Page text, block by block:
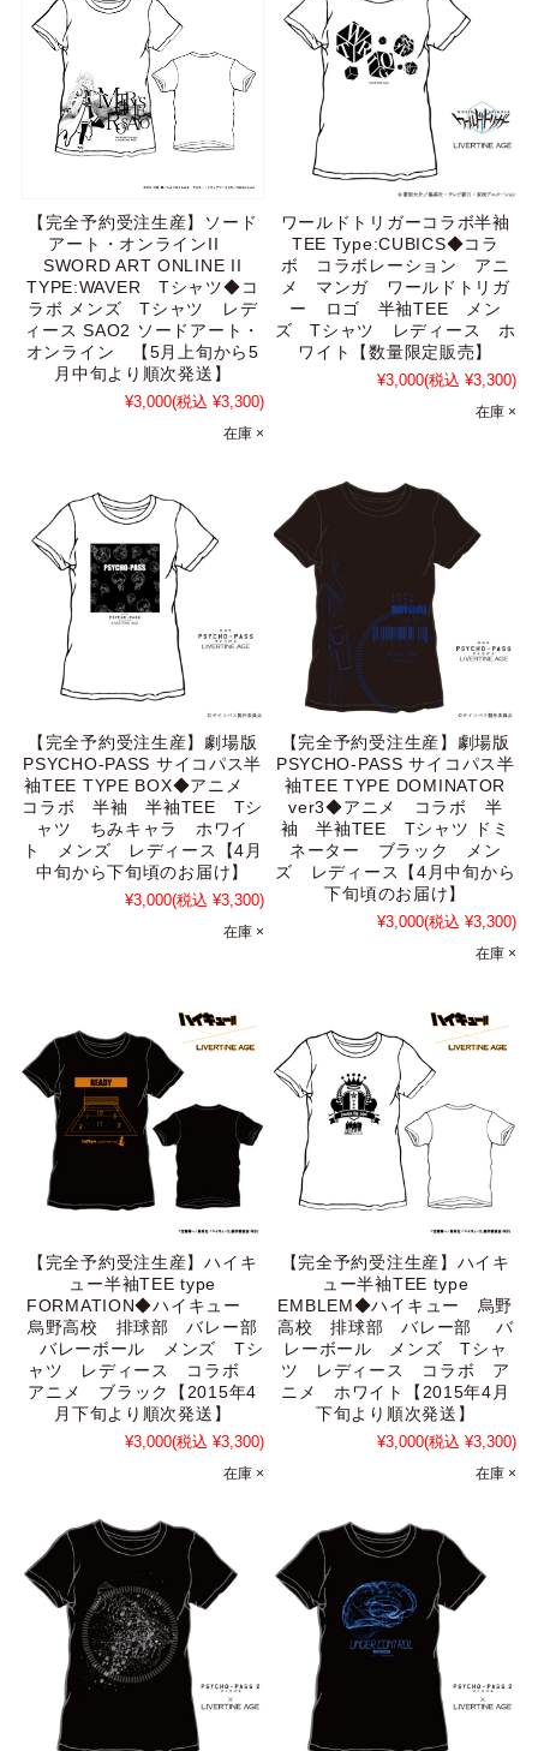
【完全予約受注生産】ソード
アート・オンラインII
SWORD ART ONLINE II
TYPE:WAVER Tシャツ◆コ
ラボ メンズ Tシャツ レデ
ィース SAO2 ソードアート・
オンライン 【5月上旬から5
月中旬より順次発送】
¥3,000(税込 ¥3,300)
在庫 ×
ワールドトリガーコラボ半袖
TEE Type:CUBICS◆コラ
ボ コラボレーション アニ
メ マンガ ワールドトリガ
ー ロゴ 半袖TEE メン
ズ Tシャツ レディース ホ
ワイト【数量限定販売】
¥3,000(税込 ¥3,300)
在庫 ×
【完全予約受注生産】劇場版
PSYCHO-PASS サイコパス半
袖TEE TYPE BOX◆アニメ
コラボ 半袖 半袖TEE Tシ
ャツ ちみキャラ ホワイ
ト メンズ レディース【4月
中旬から下旬頃のお届け】
¥3,000(税込 ¥3,300)
在庫 ×
【完全予約受注生産】劇場版
PSYCHO-PASS サイコパス半
袖TEE TYPE DOMINATOR
ver3◆アニメ コラボ 半
袖 半袖TEE Tシャツ ドミ
ネーター ブラック メン
ズ レディース【4月中旬から
下旬頃のお届け】
¥3,000(税込 ¥3,300)
在庫 ×
【完全予約受注生産】ハイキ
ュー半袖TEE type
FORMATION◆ハイキュー
烏野高校 排球部 バレー部
バレーボール メンズ Tシ
ャツ レディース コラボ
アニメ ブラック【2015年4
月下旬より順次発送】
¥3,000(税込 ¥3,300)
在庫 ×
【完全予約受注生産】ハイキ
ュー半袖TEE type
EMBLEM◆ハイキュー 烏野
高校 排球部 バレー部 バ
レーボール メンズ Tシャ
ツ レディース コラボ ア
ニメ ホワイト【2015年4月
下旬より順次発送】
¥3,000(税込 ¥3,300)
在庫 ×